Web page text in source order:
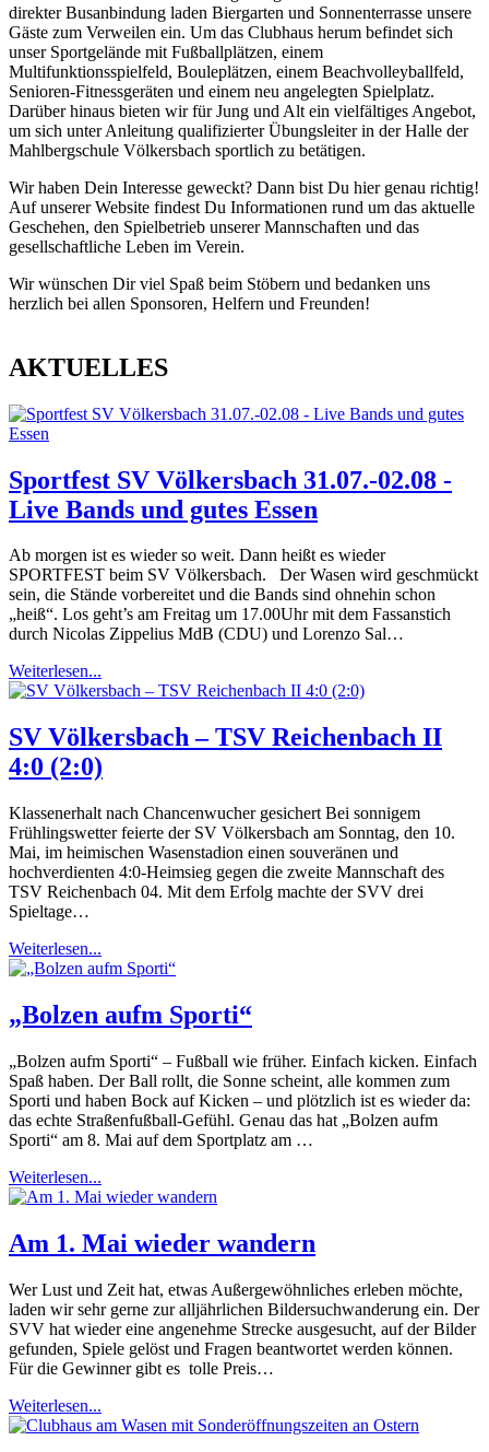
direkter Busanbindung laden Biergarten und Sonnenterrasse unsere
Gäste zum Verweilen ein. Um das Clubhaus herum befindet sich
unser Sportgelände mit Fußballplätzen, einem
Multifunktionsspielfeld, Bouleplätzen, einem Beachvolleyballfeld,
Senioren-Fitnessgeräten und einem neu angelegten Spielplatz.
Darüber hinaus bieten wir für Jung und Alt ein vielfältiges Angebot,
um sich unter Anleitung qualifizierter Übungsleiter in der Halle der
Mahlbergschule Völkersbach sportlich zu betätigen.
Wir haben Dein Interesse geweckt? Dann bist Du hier genau richtig!
Auf unserer Website findest Du Informationen rund um das aktuelle
Geschehen, den Spielbetrieb unserer Mannschaften und das
gesellschaftliche Leben im Verein.
Wir wünschen Dir viel Spaß beim Stöbern und bedanken uns
herzlich bei allen Sponsoren, Helfern und Freunden!
AKTUELLES
Sportfest SV Völkersbach 31.07.-02.08 -
Live Bands und gutes Essen
Ab morgen ist es wieder so weit. Dann heißt es wieder
SPORTFEST beim SV Völkersbach. Der Wasen wird geschmückt
sein, die Stände vorbereitet und die Bands sind ohnehin schon
„heiß“. Los geht’s am Freitag um 17.00Uhr mit dem Fassanstich
durch Nicolas Zippelius MdB (CDU) und Lorenzo Sal…
Weiterlesen...
SV Völkersbach – TSV Reichenbach II
4:0 (2:0)
Klassenerhalt nach Chancenwucher gesichert Bei sonnigem
Frühlingswetter feierte der SV Völkersbach am Sonntag, den 10.
Mai, im heimischen Wasenstadion einen souveränen und
hochverdienten 4:0-Heimsieg gegen die zweite Mannschaft des
TSV Reichenbach 04. Mit dem Erfolg machte der SVV drei
Spieltage…
Weiterlesen...
„Bolzen aufm Sporti“
„Bolzen aufm Sporti“ – Fußball wie früher. Einfach kicken. Einfach
Spaß haben. Der Ball rollt, die Sonne scheint, alle kommen zum
Sporti und haben Bock auf Kicken – und plötzlich ist es wieder da:
das echte Straßenfußball-Gefühl. Genau das hat „Bolzen aufm
Sporti“ am 8. Mai auf dem Sportplatz am …
Weiterlesen...
Am 1. Mai wieder wandern
Wer Lust und Zeit hat, etwas Außergewöhnliches erleben möchte,
laden wir sehr gerne zur alljährlichen Bildersuchwanderung ein. Der
SVV hat wieder eine angenehme Strecke ausgesucht, auf der Bilder
gefunden, Spiele gelöst und Fragen beantwortet werden können.
Für die Gewinner gibt es tolle Preis…
Weiterlesen...